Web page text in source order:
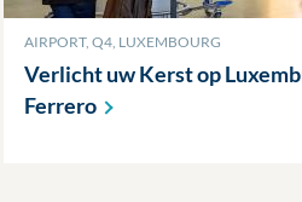
AIRPORT, Q4, LUXEMBOURG
Verlicht uw Kerst op
Ferrero